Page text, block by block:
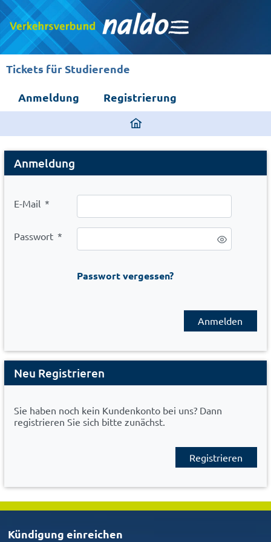
Tickets für Studierende
Anmeldung
Registrierung
ding
home
page
Login
Anmeldung
E-Mail *
Passwort *
Passwort vergessen?
Anmelden
Neu Registrieren
Sie haben noch kein Kundenkonto bei uns? Dann
registrieren Sie sich bitte zunächst.
Registrieren
Kündigung einreichen